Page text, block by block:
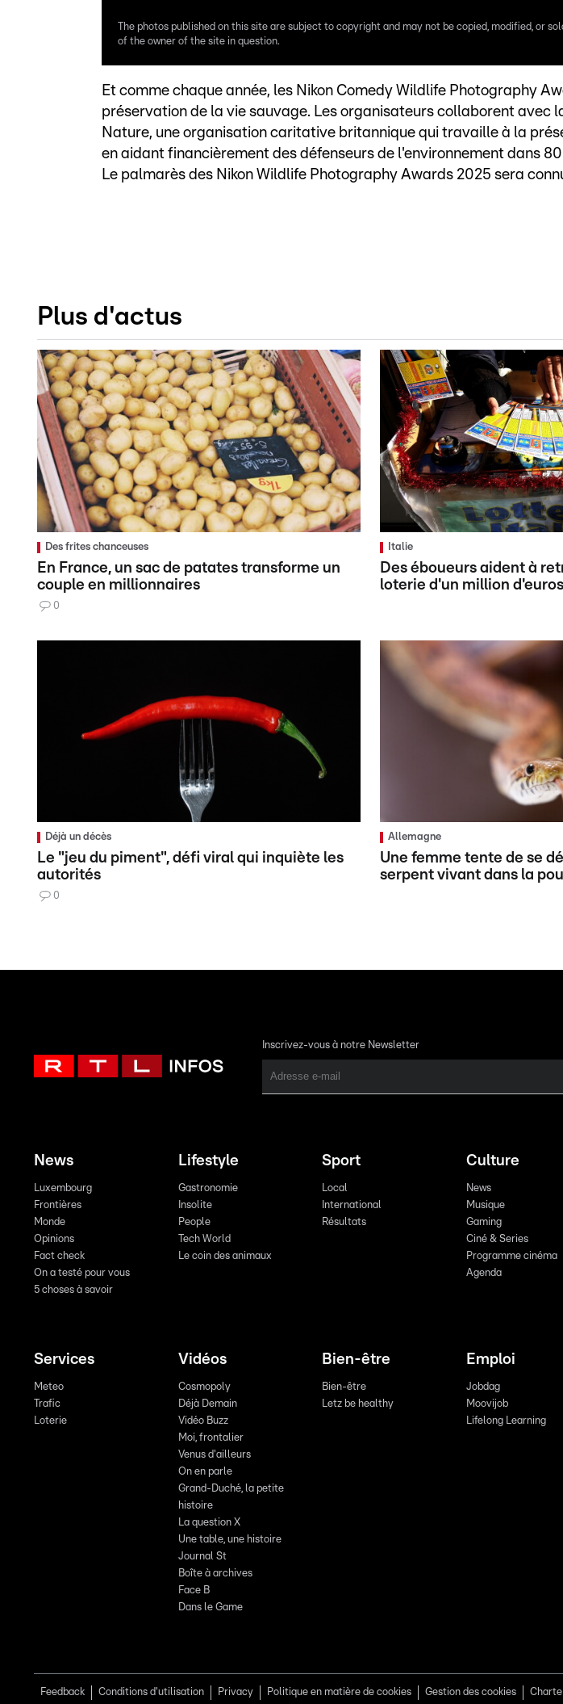
The photos published on this site are subject to copyright and may not be copied, modified, or
of the owner of the site in question.
Et comme chaque année, les Nikon Comedy Wildlife Photography
préservation de la vie sauvage. Les organisateurs collaborent avec
Nature, une organisation caritative britannique qui travaille à la
en aidant financièrement des défenseurs de l'environnement dans
Le palmarès des Nikon Wildlife Photography Awards 2025 sera
Plus d'actus
Des frites chanceuses
En France, un sac de patates transforme un
couple en millionnaires
0
Italie
Des éboueurs aident à
loterie d'un million d'euros
Déjà un décès
Le "jeu du piment", défi viral qui inquiète les
autorités
0
Allemagne
Une femme tente de se
serpent vivant dans la
Inscrivez-vous à notre Newsletter
News
Luxembourg
Frontières
Monde
Opinions
Fact check
On a testé pour vous
5 choses à savoir
Lifestyle
Gastronomie
Insolite
People
Tech World
Le coin des animaux
Sport
Local
International
Résultats
Culture
News
Musique
Gaming
Ciné & Series
Programme cinéma
Agenda
Services
Meteo
Trafic
Loterie
Vidéos
Cosmopoly
Déjà Demain
Vidéo Buzz
Moi, frontalier
Venus d'ailleurs
On en parle
Grand-Duché, la petite
histoire
La question X
Une table, une histoire
Journal St
Boîte à archives
Face B
Dans le Game
Bien-être
Bien-être
Letz be healthy
Emploi
Jobdag
Moovijob
Lifelong Learning
Feedback Conditions d'utilisation Privacy Politique en matière de cookies Gestion des cookies Charte